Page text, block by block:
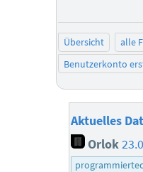
Übersicht alle
Benutzerkonto
Aktuelles
Orlok